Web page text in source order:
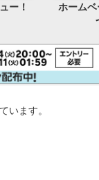
？3
CV-P71
います。